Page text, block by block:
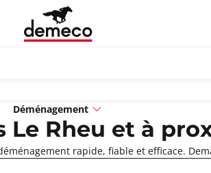
Déménagement
Le Rheu et à
rapide, fiable et efficace.